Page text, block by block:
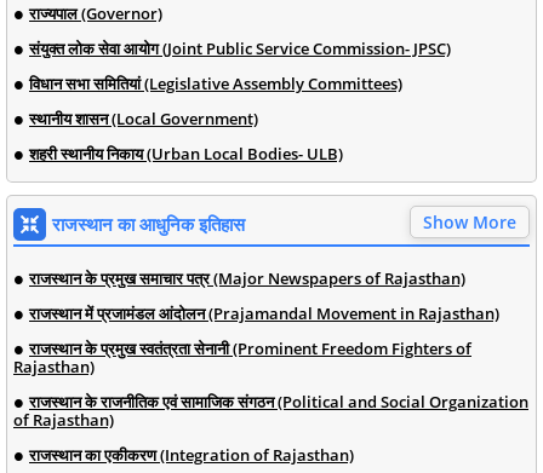
राज्यपाल (Governor)
संयुक्त लोक सेवा आयोग (Joint Public Service Commission- JPSC)
विधान सभा समितियां (Legislative Assembly Committees)
स्थानीय शासन (Local Government)
शहरी स्थानीय निकाय (Urban Local Bodies- ULB)
राजस्थान का आधुनिक इतिहास Show More
राजस्थान के प्रमुख समाचार पत्र (Major Newspapers of Rajasthan)
राजस्थान में प्रजामंडल आंदोलन (Prajamandal Movement in Rajasthan)
राजस्थान के प्रमुख स्वतंत्रता सेनानी (Prominent Freedom Fighters of
Rajasthan)
राजस्थान के राजनीतिक एवं सामाजिक संगठन (Political and Social Organization
of Rajasthan)
राजस्थान का एकीकरण (Integration of Rajasthan)